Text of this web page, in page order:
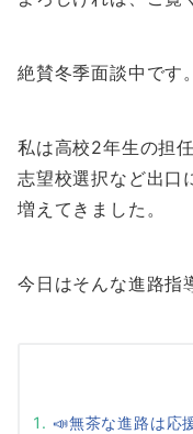
絶賛冬季面談中です。
私は高校2年生の担
志望校選択など出口
増えてきました。
今日はそんな進路指
📣無茶な進路は応